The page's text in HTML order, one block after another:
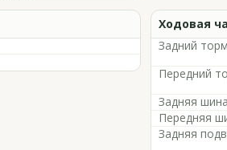
Ходовая
Задний
Передний
Задняя шина
Передняя
Задняя